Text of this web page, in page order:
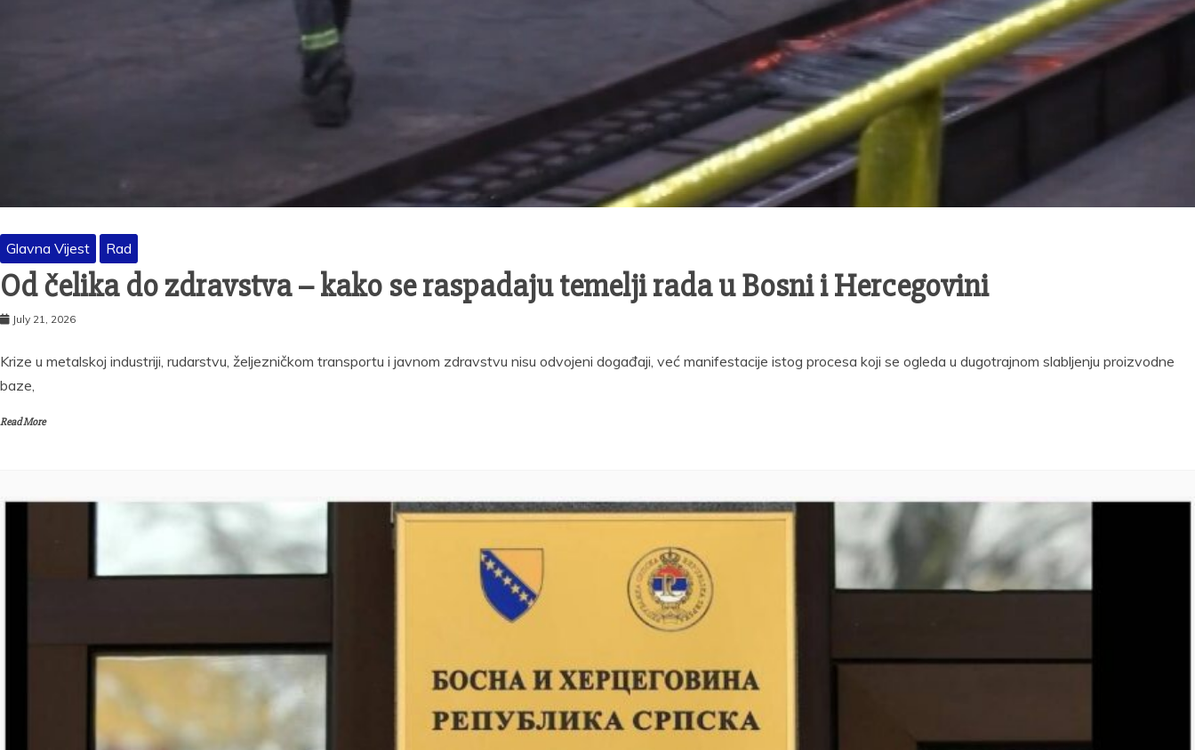
Glavna Vijest Rad
Od čelika do zdravstva – kako se raspadaju temelji rada u Bosni i Hercegovini
July 21, 2026
Krize u metalskoj industriji, rudarstvu, željezničkom transportu i javnom zdravstvu nisu odvojeni događaji, već manifestacije istog procesa koji se ogleda u dugotrajnom slabljenju proizvodne
baze,
Read More